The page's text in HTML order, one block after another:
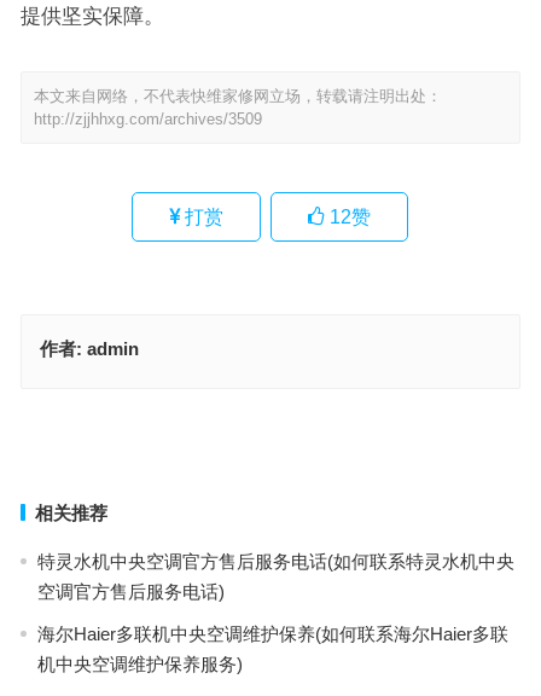
提供坚实保障。
本文来自网络，不代表快维家修网立场，转载请注明出处：
http://zjjhhxg.com/archives/3509
打赏 12赞
作者: admin
相关推荐
特灵水机中央空调官方售后服务电话(如何联系特灵水机中央
空调官方售后服务电话)
海尔Haier多联机中央空调维护保养(如何联系海尔Haier多联
机中央空调维护保养服务)